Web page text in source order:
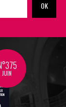
OK
JUIN